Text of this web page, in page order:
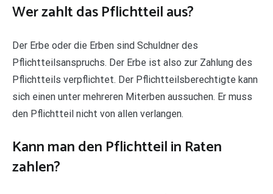
Wer zahlt das Pflichtteil aus?
Der Erbe oder die Erben sind Schuldner des
Pflichtteilsanspruchs. Der Erbe ist also zur Zahlung des
Pflichtteils verpflichtet. Der Pflichtteilsberechtigte kann
sich einen unter mehreren Miterben aussuchen. Er muss
den Pflichtteil nicht von allen verlangen.
Kann man den Pflichtteil in Raten
zahlen?